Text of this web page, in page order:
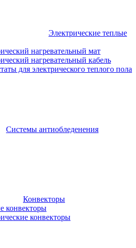
Электрические теплые
нагревательный мат
нагревательный кабель
для электрического теплого пола
Системы антиобледенения
Конвекторы
конвекторы
конвекторы